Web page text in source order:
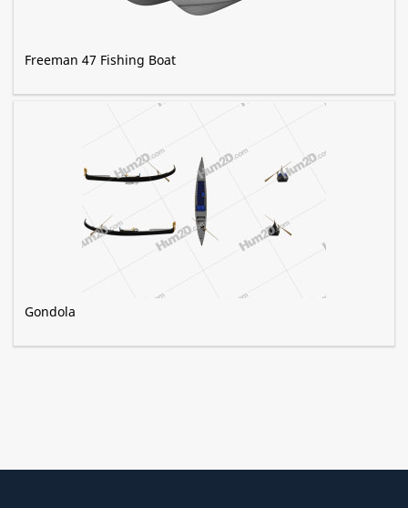
Freeman 47 Fishing Boat
Gondola